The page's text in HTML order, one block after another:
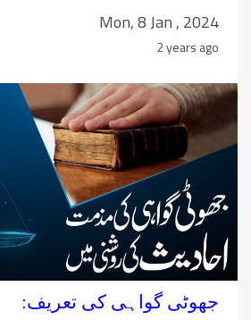
Mon, 8 Jan , 2024
2 years ago
جھوٹی گواہی کی تعریف: